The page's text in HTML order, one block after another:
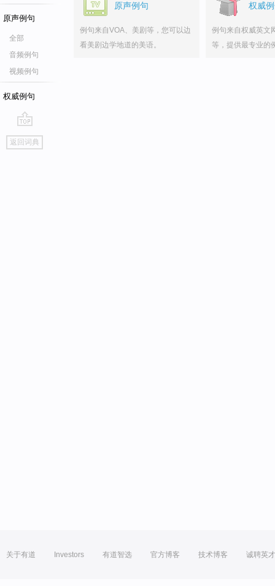
原声例句
全部
音频例句
视频例句
权威例句
go
top
返回词典
原声例句
例句来自VOA、美剧等，您可以边
看美剧边学地道的美语。
权威
例句来自权威英文
等，提供最专业的
关于有道 Investors 有道智选 官方博客 技术博客 诚聘英才